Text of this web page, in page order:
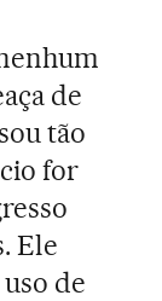
de
tão
for
Ele
de